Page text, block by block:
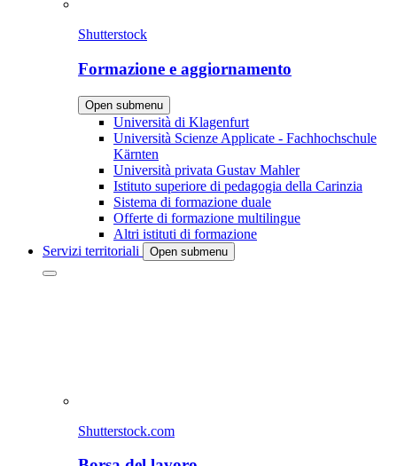
Shutterstock
Formazione e aggiornamento
Open submenu
Università di Klagenfurt
Università Scienze Applicate - Fachhochschule
Kärnten
Università privata Gustav Mahler
Istituto superiore di pedagogia della Carinzia
Sistema di formazione duale
Offerte di formazione multilingue
Altri istituti di formazione
Servizi territoriali
Open submenu
Shutterstock.com